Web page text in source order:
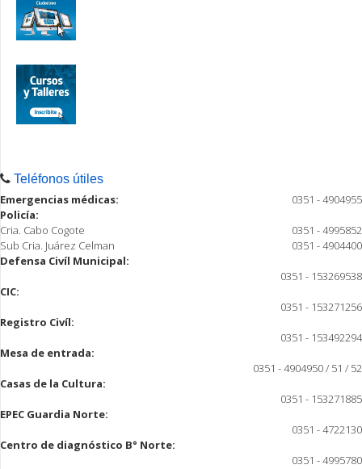
Teléfonos útiles
Emergencias médicas:
0351 - 4904955
Policía:
Cria. Cabo Cogote
0351 - 4995852
Sub Cria. Juárez Celman
0351 - 4904400
Defensa Civíl Municipal:
0351 - 153269538
CIC:
0351 - 153271256
Registro Civíl:
0351 - 153492294
Mesa de entrada:
0351 - 4904950 / 51 / 52
Casas de la Cultura:
0351 - 153271885
EPEC Guardia Norte:
0351 - 4722130
Centro de diagnóstico B° Norte:
0351 - 4995780